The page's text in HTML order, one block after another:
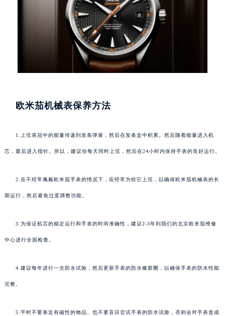
欧米茄机械表保养方法
1.上弦表冠中的能量传递到发条弹簧，然后在发条盒中积累。然后随着能量进入机
芯，最后进入指针。所以，建议你每天同时上弦，然后在24小时内保持手表的良好运行。
2.在不经常佩戴欧米茄手表的情况下，应经常为给它上弦，以确保欧米茄机械表的长
期运行，然后避免过度调整功能。
3.为保证机芯的稳定运行和手表的时间准确性，建议2-3年到我们的北京欧米茄维修
中心进行全面检查。
4.建议每年进行一次防水试验，然后更新手表的防水橡胶圈，以确保手表的防水性能
完整。
5.平时不要靠近有磁性的物品。也不要盲目尝试手表的防水试验，否则会对手表造成